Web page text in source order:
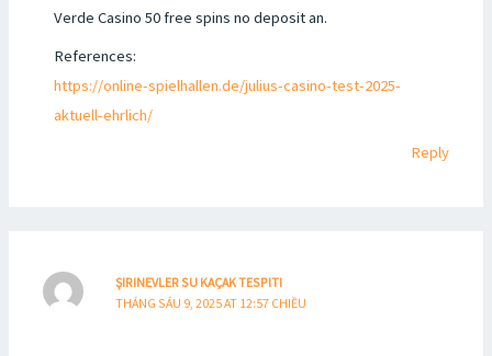
Verde Casino 50 free spins no deposit an.
References:
https://online-spielhallen.de/julius-casino-test-2025-
aktuell-ehrlich/
Reply
ŞIRINEVLER SU KAÇAK TESPITI
THÁNG SÁU 9, 2025 AT 12:57 CHIỀU